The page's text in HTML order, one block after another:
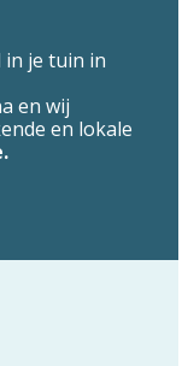
in je tuin in
en wij
en lokale